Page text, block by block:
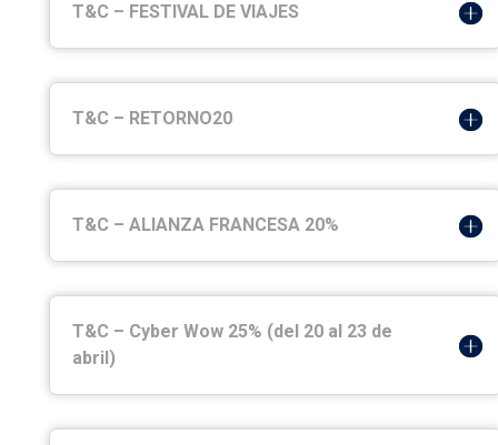
T&C – FESTIVAL DE VIAJES
T&C – RETORNO20
T&C – ALIANZA FRANCESA 20%
T&C – Cyber Wow 25% (del 20 al 23 de
abril)